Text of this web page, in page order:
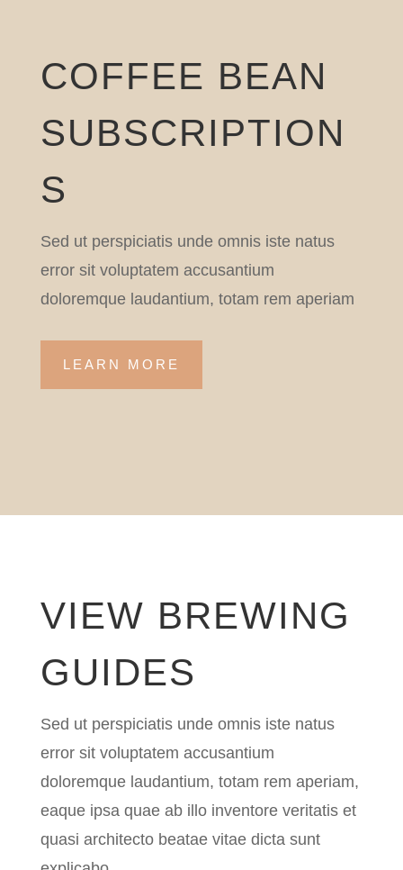
COFFEE BEAN
SUBSCRIPTION
S
Sed ut perspiciatis unde omnis iste natus
error sit voluptatem accusantium
doloremque laudantium, totam rem aperiam
LEARN MORE
VIEW BREWING
GUIDES
Sed ut perspiciatis unde omnis iste natus
error sit voluptatem accusantium
doloremque laudantium, totam rem aperiam,
eaque ipsa quae ab illo inventore veritatis et
quasi architecto beatae vitae dicta sunt